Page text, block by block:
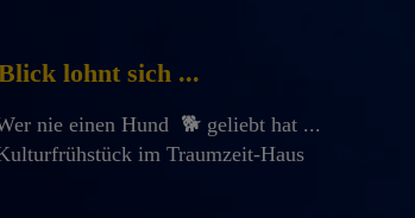
lohnt sich ...
nie einen Hund 🐕 geliebt hat ...
im Traumzeit-Haus